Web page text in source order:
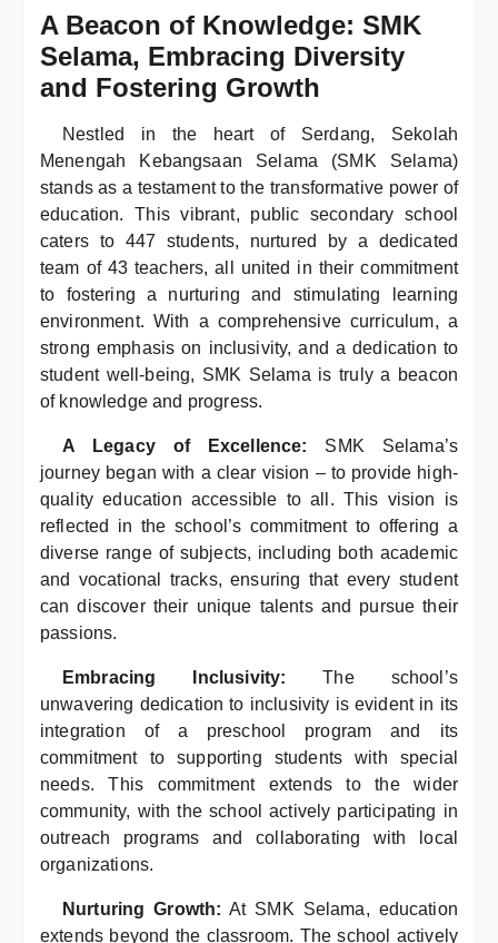
A Beacon of Knowledge: SMK
Selama, Embracing Diversity
and Fostering Growth
Nestled in the heart of Serdang, Sekolah
Menengah Kebangsaan Selama (SMK Selama)
stands as a testament to the transformative power of
education. This vibrant, public secondary school
caters to 447 students, nurtured by a dedicated
team of 43 teachers, all united in their commitment
to fostering a nurturing and stimulating learning
environment. With a comprehensive curriculum, a
strong emphasis on inclusivity, and a dedication to
student well-being, SMK Selama is truly a beacon
of knowledge and progress.
A Legacy of Excellence: SMK Selama’s
journey began with a clear vision – to provide high-
quality education accessible to all. This vision is
reflected in the school’s commitment to offering a
diverse range of subjects, including both academic
and vocational tracks, ensuring that every student
can discover their unique talents and pursue their
passions.
Embracing Inclusivity: The school’s
unwavering dedication to inclusivity is evident in its
integration of a preschool program and its
commitment to supporting students with special
needs. This commitment extends to the wider
community, with the school actively participating in
outreach programs and collaborating with local
organizations.
Nurturing Growth: At SMK Selama, education
extends beyond the classroom. The school actively